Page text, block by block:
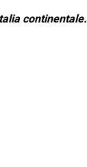
continentale.